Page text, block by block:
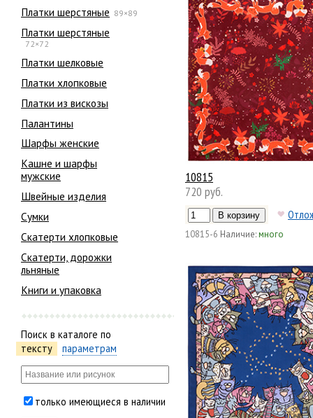
Платки шерстяные 89×89
Платки шерстяные
72×72
Платки шелковые
Платки хлопковые
Платки из вискозы
Палантины
Шарфы женские
Кашне и шарфы
мужские
Швейные изделия
Сумки
Скатерти хлопковые
Скатерти, дорожки
льняные
Книги и упаковка
Поиск в каталоге по
тексту
параметрам
только имеющиеся в наличии
10815
720 руб.
10815-6 Наличие:много